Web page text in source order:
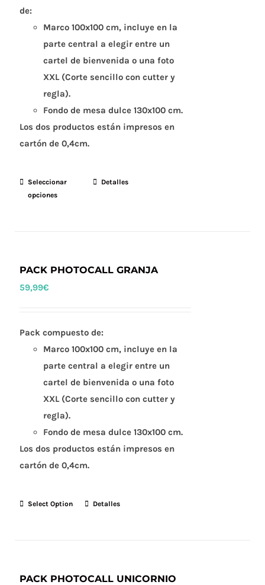
de:
Marco 100x100 cm, incluye en la
parte central a elegir entre un
cartel de bienvenida o una foto
XXL (Corte sencillo con cutter y
regla).
Fondo de mesa dulce 130x100 cm.
Los dos productos están impresos en
cartón de 0,4cm.
Seleccionar
opciones
Este
Las
elegir
en
la
página
de
Detalles
PACK PHOTOCALL GRANJA
59,99€
Pack compuesto de:
Marco 100x100 cm, incluye en la
parte central a elegir entre un
cartel de bienvenida o una foto
XXL (Corte sencillo con cutter y
regla).
Fondo de mesa dulce 130x100 cm.
Los dos productos están impresos en
cartón de 0,4cm.
Select Option Detalles
PACK PHOTOCALL UNICORNIO